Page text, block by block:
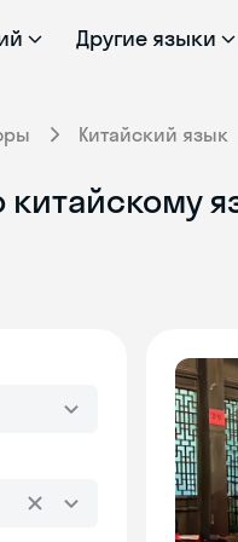
Другие языки
Китайский язык
китайскому